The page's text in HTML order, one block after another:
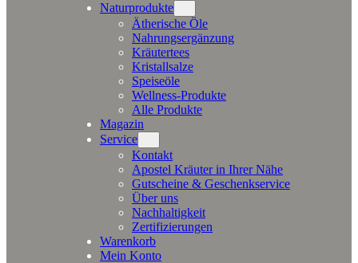
Naturprodukte
Ätherische Öle
Nahrungsergänzung
Kräutertees
Kristallsalze
Speiseöle
Wellness-Produkte
Alle Produkte
Magazin
Service
Kontakt
Apostel Kräuter in Ihrer Nähe
Gutscheine & Geschenkservice
Über uns
Nachhaltigkeit
Zertifizierungen
Warenkorb
Mein Konto